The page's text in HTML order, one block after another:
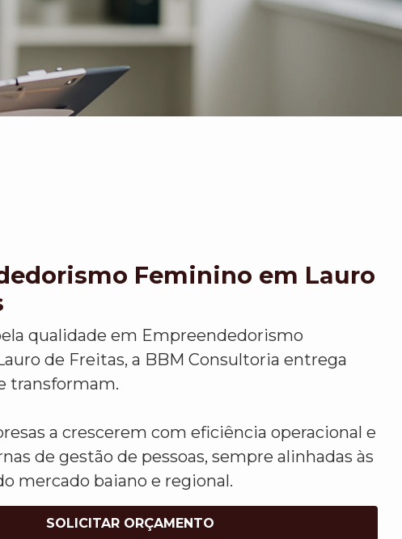
Feminino em Lauro
qualidade em Empreendedorismo
de Freitas, a BBM Consultoria entrega
transformam.
a crescerem com eficiência operacional e
de gestão de pessoas, sempre alinhadas às
mercado baiano e regional.
SOLICITAR ORÇAMENTO